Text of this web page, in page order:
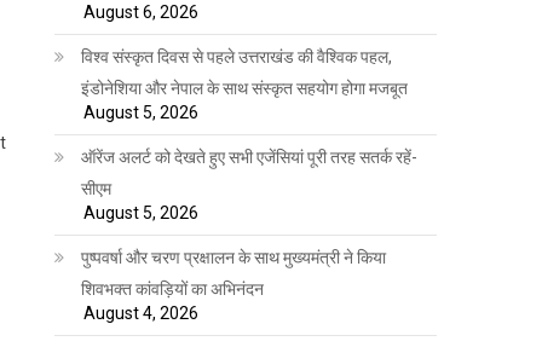
August 6, 2026
विश्व संस्कृत दिवस से पहले उत्तराखंड की वैश्विक पहल,
इंडोनेशिया और नेपाल के साथ संस्कृत सहयोग होगा मजबूत
August 5, 2026
ऑरेंज अलर्ट को देखते हुए सभी एजेंसियां पूरी तरह सतर्क रहें-
सीएम
August 5, 2026
पुष्पवर्षा और चरण प्रक्षालन के साथ मुख्यमंत्री ने किया
शिवभक्त कांवड़ियों का अभिनंदन
August 4, 2026